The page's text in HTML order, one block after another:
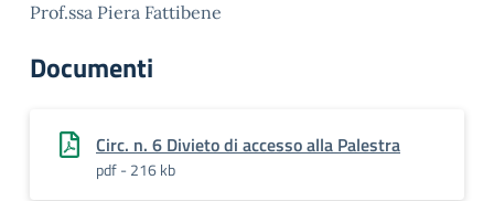
Prof.ssa Piera Fattibene
Documenti
Circ. n. 6 Divieto di accesso alla Palestra
pdf - 216 kb